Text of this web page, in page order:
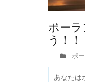
ポー
う！
ポ
あなたは